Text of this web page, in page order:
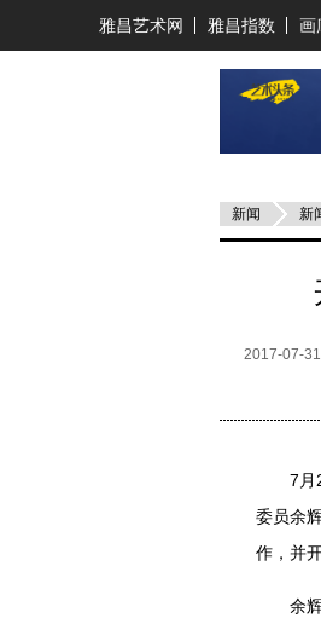
雅昌艺术网 雅昌指数 画
新闻 新
2017-07-
7月24
委员余
作，并
余辉